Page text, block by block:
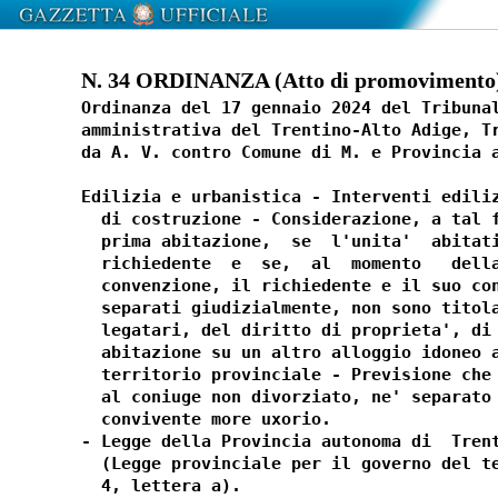
N. 34 ORDINANZA (Atto di
Ordinanza del 17 gennaio 2024 del
amministrativa del Trentino-Alto Adige,
da A. V. contro Comune di M. e Provincia
Edilizia e urbanistica - Interventi
di costruzione - Considerazione, a tal
prima abitazione,  se  l'unita'
richiedente  e  se,  al  momento
convenzione, il richiedente e il suo
separati giudizialmente, non sono
legatari, del diritto di proprieta',
abitazione su un altro alloggio idoneo
territorio provinciale - Previsione
al coniuge non divorziato, ne'
  convivente more uxorio.
- Legge della Provincia autonoma di
(Legge provinciale per il governo del